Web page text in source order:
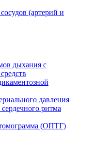
(артерий и
дыхания с
давления
ритма
(ОПТГ)